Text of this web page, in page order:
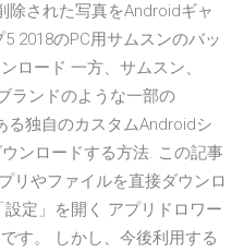
除された写真をAndroidギャ
2018のPC用サムスンのバッ
ロード 一方、サムスン、
ランドのような一部の
る独自のカスタムAndroidシ
ンロードする方法. この記事
リやファイルを直接ダウンロ
定」を開く アプリドロワー
す。 しかし、今後利用する